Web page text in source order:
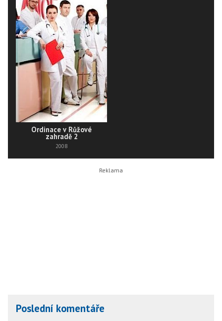
Ordinace v Růžové
zahradě 2
2008
Poslední komentáře